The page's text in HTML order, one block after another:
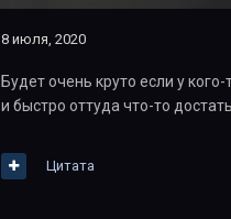
8 июля, 2020
Будет очень круто если у
и быстро оттуда что-то
Цитата